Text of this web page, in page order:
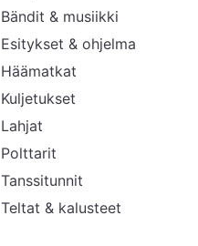
Bändit & musiikki
Esitykset & ohjelma
Häämatkat
Kuljetukset
Lahjat
Polttarit
Tanssitunnit
Teltat & kalusteet